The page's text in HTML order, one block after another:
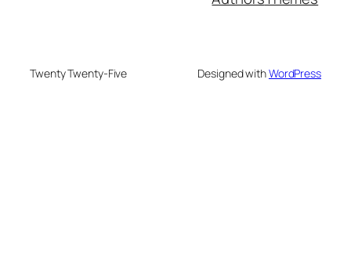
Twenty Twenty-Five Designed withWordPress